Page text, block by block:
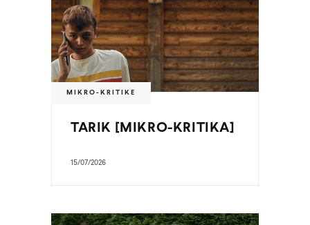
MIKRO-KRITIKE
TARIK [MIKRO-KRITIKA]
15/07/2026